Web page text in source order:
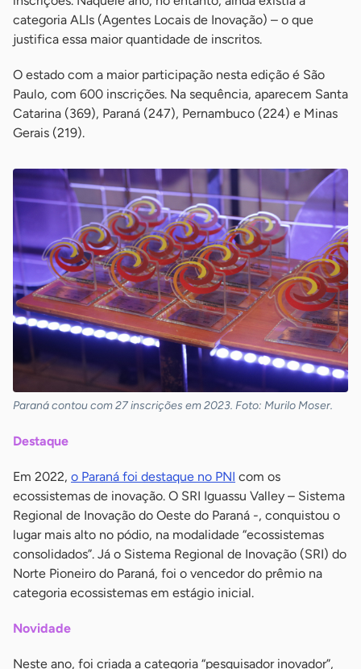
categoria ALIs (Agentes Locais de Inovação) – o que
justifica essa maior quantidade de inscritos.
O estado com a maior participação nesta edição é São
Paulo, com 600 inscrições. Na sequência, aparecem Santa
Catarina (369), Paraná (247), Pernambuco (224) e Minas
Gerais (219).
Paraná contou com 27 inscrições em 2023. Foto: Murilo Moser.
Destaque
Em 2022, o Paraná foi destaque no PNI com os
ecossistemas de inovação. O SRI Iguassu Valley – Sistema
Regional de Inovação do Oeste do Paraná -, conquistou o
lugar mais alto no pódio, na modalidade “ecossistemas
consolidados”. Já o Sistema Regional de Inovação (SRI) do
Norte Pioneiro do Paraná, foi o vencedor do prêmio na
categoria ecossistemas em estágio inicial.
Novidade
Neste ano, foi criada a categoria “pesquisador inovador”,